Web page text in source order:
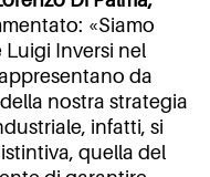
«Siamo
Inversi nel
da
nostra strategia
infatti, si
quella del